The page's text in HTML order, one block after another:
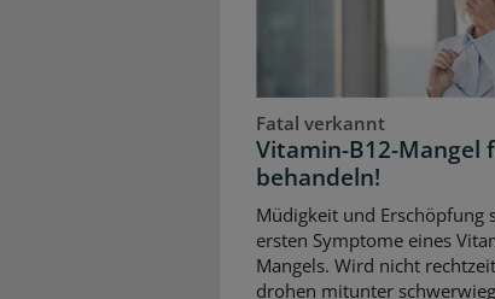
Fatal verkannt
Vitamin-B12-Mangel
behandeln!
Müdigkeit und Erschöpfung
ersten Symptome eines
Mangels. Wird nicht
drohen mitunter